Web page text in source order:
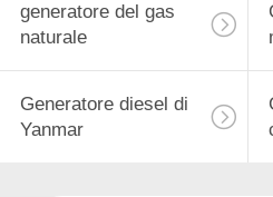
generatore del gas
naturale
Generatore diesel di
Yanmar